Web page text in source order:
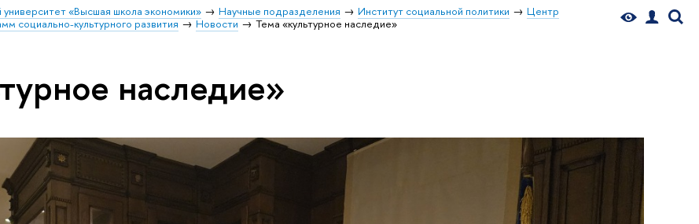
«Высшая школа экономики» Научные подразделения Институт социальной политики
Центр
социально-культурного развития
Новости Тема «культурное наследие»
наследие»